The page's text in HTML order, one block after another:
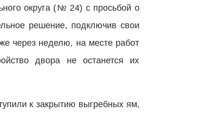
округа (№ 24) с просьбой о
решение, подключив свои
через неделю, на месте работ
двора не останется их
к закрытию выгребных ям,